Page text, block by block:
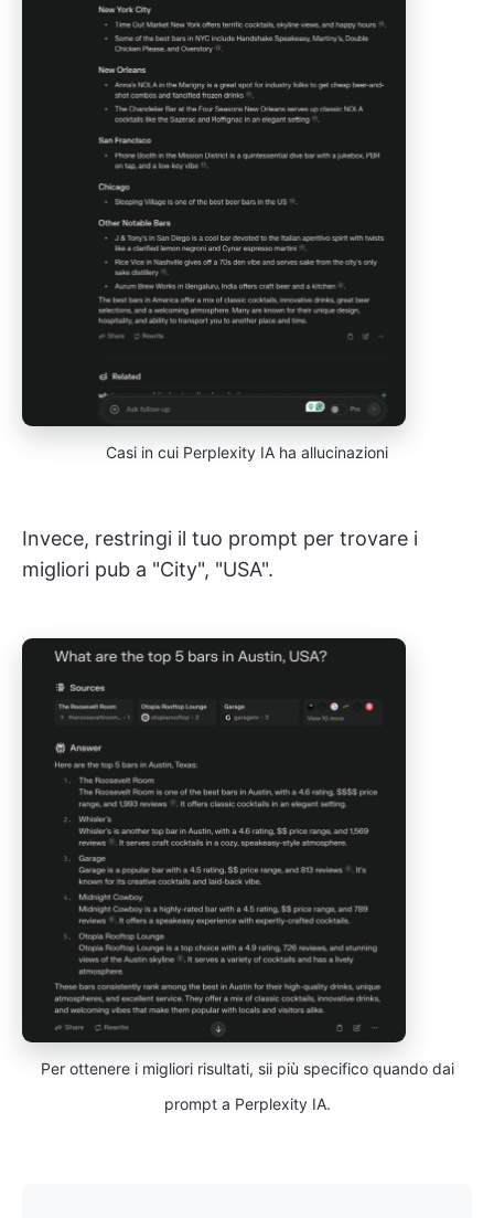
Casi in cui Perplexity IA ha allucinazioni
Invece, restringi il tuo prompt per trovare i
migliori pub a "City", "USA".
Per ottenere i migliori risultati, sii più specifico quando dai
prompt a Perplexity IA.